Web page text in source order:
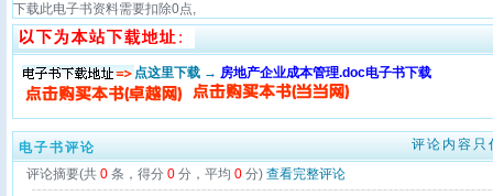
下载此电子书资料需要扣除0点,
点这里下载 → 房地产企业成本管理.doc电子书下载
电子书评论
评论内容只
评论摘要(共 0 条，得分 0 分，平均 0 分) 查看完整评论